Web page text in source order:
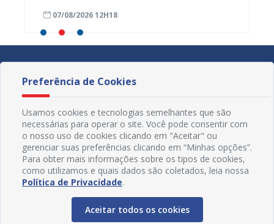
monitoramento do SUS
07/08/2026 12H18
Preferência de Cookies
Usamos cookies e tecnologias semelhantes que são
necessárias para operar o site. Você pode consentir com
o nosso uso de cookies clicando em "Aceitar" ou
gerenciar suas preferências clicando em “Minhas opções”.
Para obter mais informações sobre os tipos de cookies,
como utilizamos e quais dados são coletados, leia nossa
Política de Privacidade.
Aceitar todos os cookies